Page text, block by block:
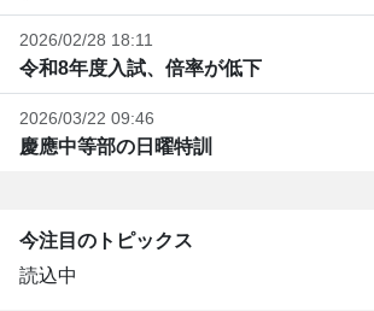
2026/02/28 18:11
令和8年度入試、倍率が低下
2026/03/22 09:46
慶應中等部の日曜特訓
今注目のトピックス
読込中